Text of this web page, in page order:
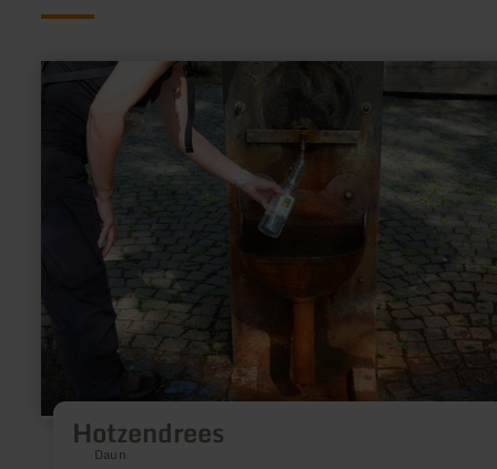
Hotzendrees
Daun
learn
more
Hotzendrees